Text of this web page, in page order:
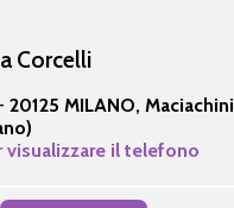
Corcelli
20125 MILANO, Maciachini
visualizzare il telefono